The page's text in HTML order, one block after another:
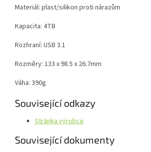
Materiál: plast/silikon proti nárazům
Kapacita: 4TB
Rozhraní: USB 3.1
Rozměry: 133 x 98.5 x 26.7mm
Váha: 390g
Související odkazy
Stránka výrobce
Související dokumenty